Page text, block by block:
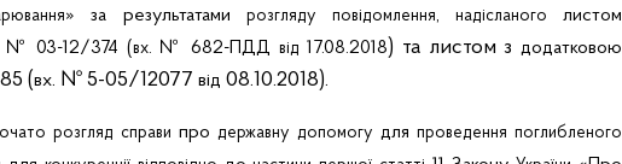
» за результатами розгляду повідомлення, надісланого листом
№ 03-12/374 (вх. № 682-ПДД від 17.08.2018) та листом здодатковою
(вх. № 5-05/12077 від 08.10.2018).
розгляд справи про державну допомогу для проведення поглибленого